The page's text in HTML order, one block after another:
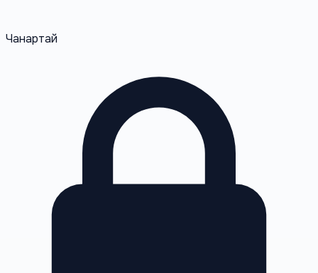
Чанартай